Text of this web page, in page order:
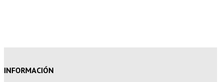
INFORMACIÓN